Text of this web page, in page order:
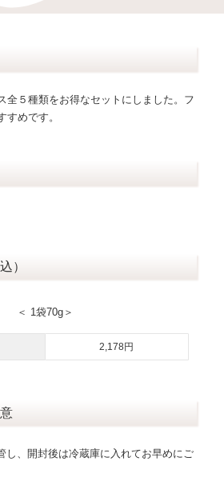
全５種類をお得なセットにしました。フ
すめです。
）
＜ 1袋70g＞
2,178円
し、開封後は冷蔵庫に入れてお早めにご